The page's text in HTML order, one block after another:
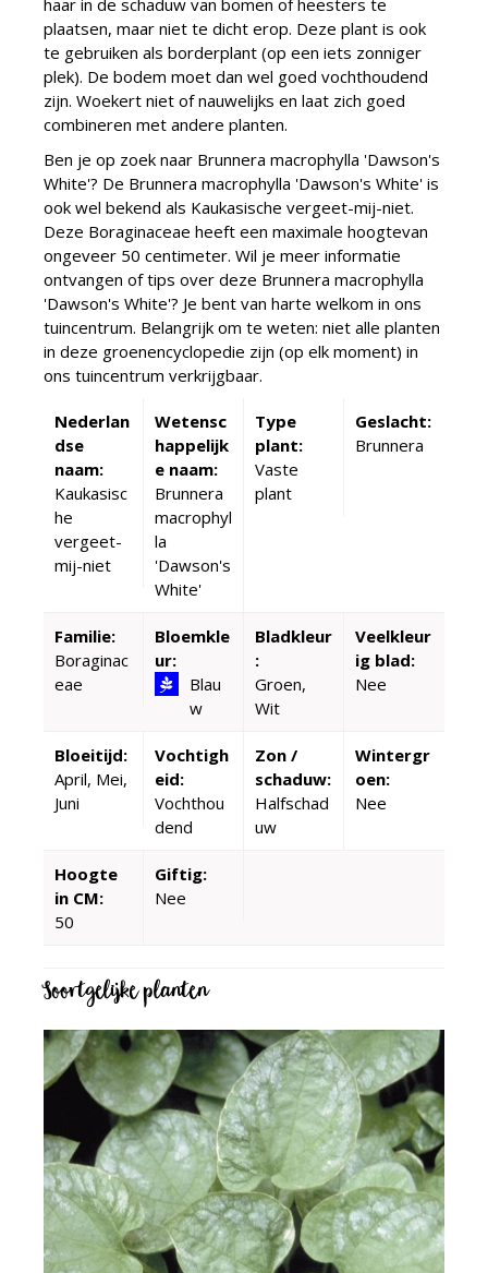
haar in de schaduw van bomen of heesters te
plaatsen, maar niet te dicht erop. Deze plant is ook
te gebruiken als borderplant (op een iets zonniger
plek). De bodem moet dan wel goed vochthoudend
zijn. Woekert niet of nauwelijks en laat zich goed
combineren met andere planten.
Ben je op zoek naar Brunnera macrophylla 'Dawson's
White'? De Brunnera macrophylla 'Dawson's White' is
ook wel bekend als Kaukasische vergeet-mij-niet.
Deze Boraginaceae heeft een maximale hoogtevan
ongeveer 50 centimeter. Wil je meer informatie
ontvangen of tips over deze Brunnera macrophylla
'Dawson's White'? Je bent van harte welkom in ons
tuincentrum. Belangrijk om te weten: niet alle planten
in deze groenencyclopedie zijn (op elk moment) in
ons tuincentrum verkrijgbaar.
Nederlan
dse
naam:
Kaukasisc
he
vergeet-
mij-niet
Wetensc
happelijk
e naam:
Brunnera
macrophyl
la
'Dawson's
White'
Type
plant:
Vaste
plant
Geslacht:
Brunnera
Familie:
Boraginac
eae
Bloemkle
ur:
Blau
w
Bladkleur
:
Groen,
Wit
Veelkleur
ig blad:
Nee
Bloeitijd:
April, Mei,
Juni
Vochtigh
eid:
Vochthou
dend
Zon /
schaduw:
Halfschad
uw
Wintergr
oen:
Nee
Hoogte
in CM:
50
Giftig:
Nee
Soortgelijke planten